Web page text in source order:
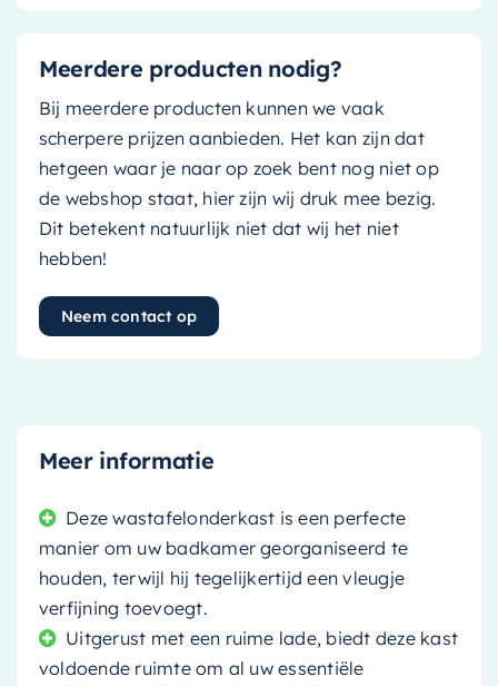
Meerdere producten nodig?
Bij meerdere producten kunnen we vaak
scherpere prijzen aanbieden. Het kan zijn dat
hetgeen waar je naar op zoek bent nog niet op
de webshop staat, hier zijn wij druk mee bezig.
Dit betekent natuurlijk niet dat wij het niet
hebben!
Neem contact op
Meer informatie
Deze wastafelonderkast is een perfecte
manier om uw badkamer georganiseerd te
houden, terwijl hij tegelijkertijd een vleugje
verfijning toevoegt.
Uitgerust met een ruime lade, biedt deze kast
voldoende ruimte om al uw essentiële